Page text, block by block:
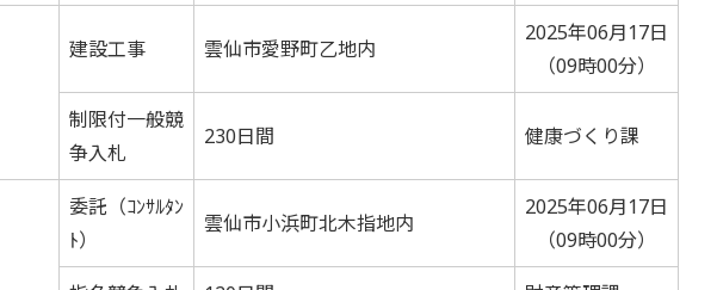
建設工事 雲仙市愛野町乙地内
2025年06月17日
（09時00分）
制限付一般競
争入札
230日間 健康づくり課
委託（ｺﾝｻﾙﾀﾝ
ﾄ）
雲仙市小浜町北木指地内
2025年06月17日
（09時00分）